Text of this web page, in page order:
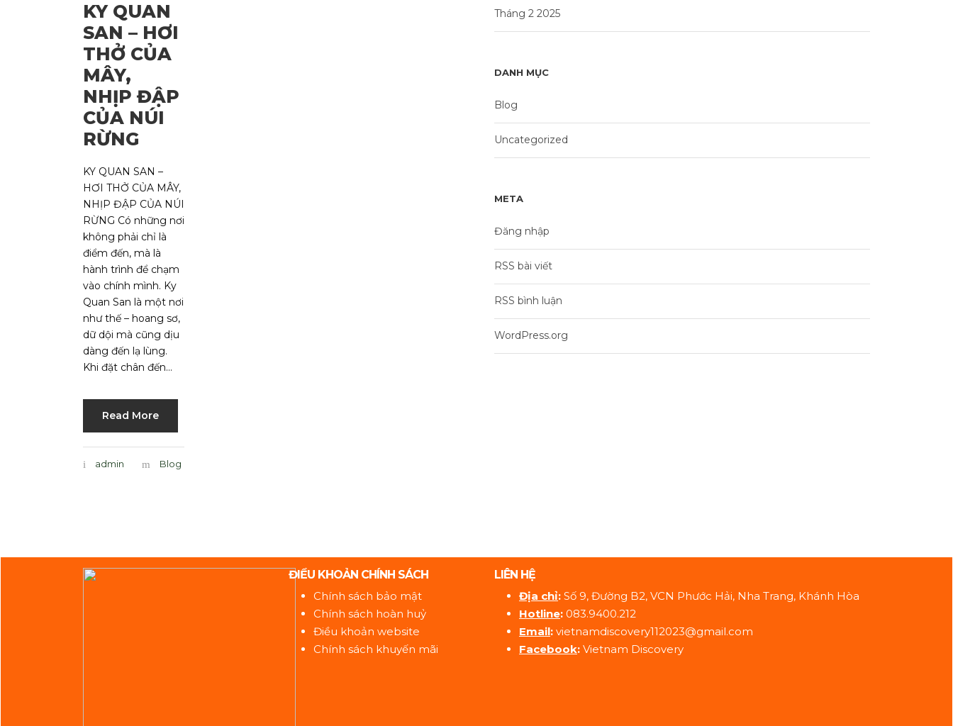
KY QUAN
SAN – HƠI
THỞ CỦA
MÂY,
NHỊP ĐẬP
CỦA NÚI
RỪNG
KY QUAN SAN –
HƠI THỞ CỦA MÂY,
NHỊP ĐẬP CỦA NÚI
RỪNG Có những nơi
không phải chỉ là
điểm đến, mà là
hành trình để chạm
vào chính mình. Ky
Quan San là một nơi
như thế – hoang sơ,
dữ dội mà cũng dịu
dàng đến lạ lùng.
Khi đặt chân đến...
Read More
admin Blog
Tháng 2 2025
DANH MỤC
Blog
Uncategorized
META
Đăng nhập
RSS bài viết
RSS bình luận
WordPress.org
ĐIỀU KHOẢN CHÍNH SÁCH
Chính sách bảo mật
Chính sách hoàn huỷ
Điều khoản website
Chính sách khuyến mãi
LIÊN HỆ
Địa chỉ: Số 9, Đường B2, VCN Phước Hải, Nha Trang, Khánh Hòa
Hotline: 083.9400.212
Email: vietnamdiscovery112023@gmail.com
Facebook: Vietnam Discovery